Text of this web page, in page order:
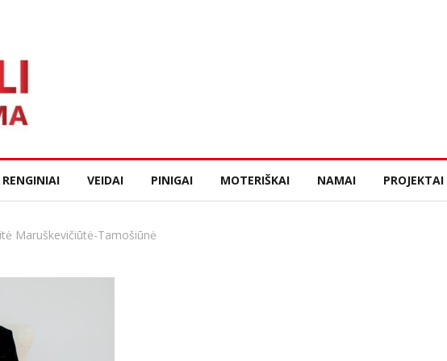
RENGINIAI VEIDAI PINIGAI MOTERIŠKAI NAMAI PROJEKTAI
Maruškevičiūtė-Tamošiūnė